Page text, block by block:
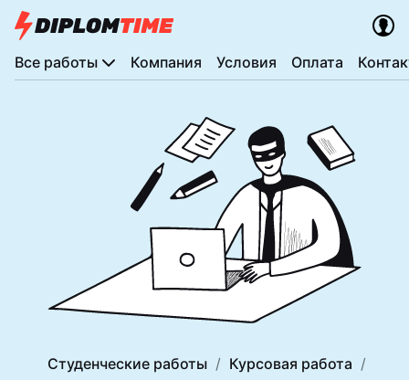
Все работы Компания Условия Оплата
Студенческие работы Курсовая работа